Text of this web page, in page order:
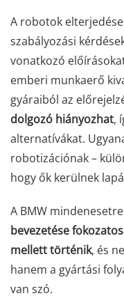
A robotok
szabályozási
vonatkozó
emberi munkaerő
gyáraiból az
dolgozó hiányozhat,
alternatívákat.
robotizációnak –
hogy ők kerülnek
A BMW
bevezetése
mellett történik, és
hanem a gyártási
van szó.